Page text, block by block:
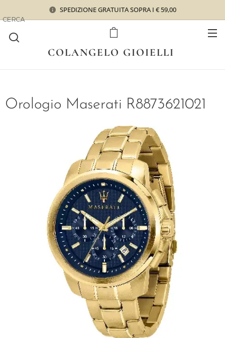
SPEDIZIONE GRATUITA SOPRA I € 59,00
COLANGELO GIOIELLI
CERCA
Orologio Maserati R8873621021